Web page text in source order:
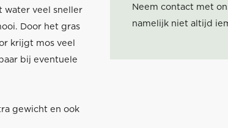
veel sneller
Door het gras
krijgt mos veel
bij eventuele
gewicht en ook
Neem contact met
namelijk niet altijd